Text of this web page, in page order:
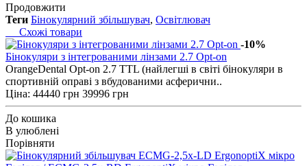
Продовжити
Теги Бінокулярний збільшувач, Освітлювач
Схожі товари
-10%
Бінокуляри з інтегрованими лінзами 2.7 Opt-on
OrangeDental Opt-on 2.7 TTL (найлегші в світі бінокуляри в
спортивній оправі з вбудованими асферични..
Ціна: 44440 грн 39996 грн
До кошика
В улюблені
Порівняти